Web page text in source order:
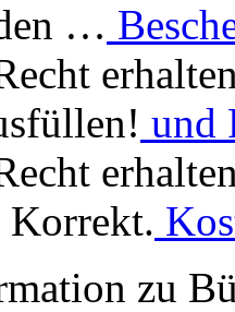
…
und
Korrekt.
zu